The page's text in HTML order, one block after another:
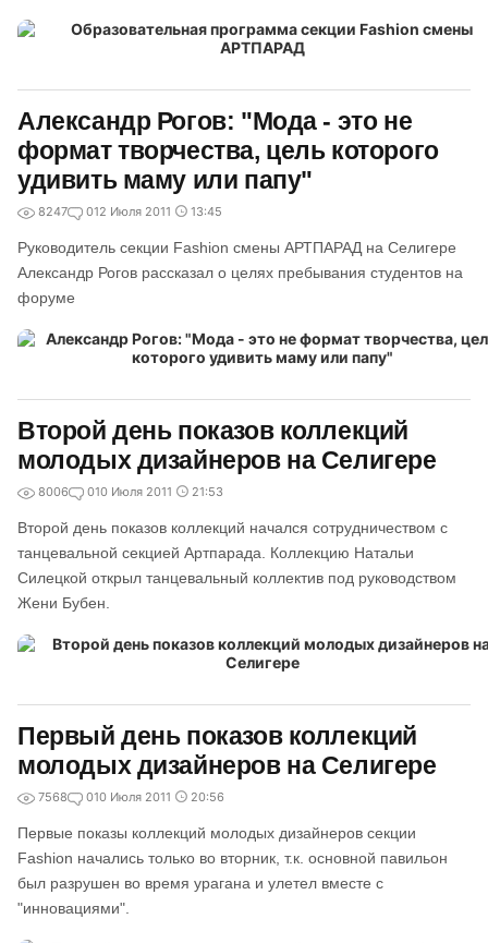
Александр Рогов: "Мода - это не
формат творчества, цель которого
удивить маму или папу"
8247 012 Июля 2011 13:45
Руководитель секции Fashion смены АРТПАРАД на Селигере
Александр Рогов рассказал о целях пребывания студентов на
форуме
Второй день показов коллекций
молодых дизайнеров на Селигере
8006 010 Июля 2011 21:53
Второй день показов коллекций начался сотрудничеством с
танцевальной секцией Артпарада. Коллекцию Натальи
Силецкой открыл танцевальный коллектив под руководством
Жени Бубен.
Первый день показов коллекций
молодых дизайнеров на Селигере
7568 010 Июля 2011 20:56
Первые показы коллекций молодых дизайнеров секции
Fashion начались только во вторник, т.к. основной павильон
был разрушен во время урагана и улетел вместе с
"инновациями".